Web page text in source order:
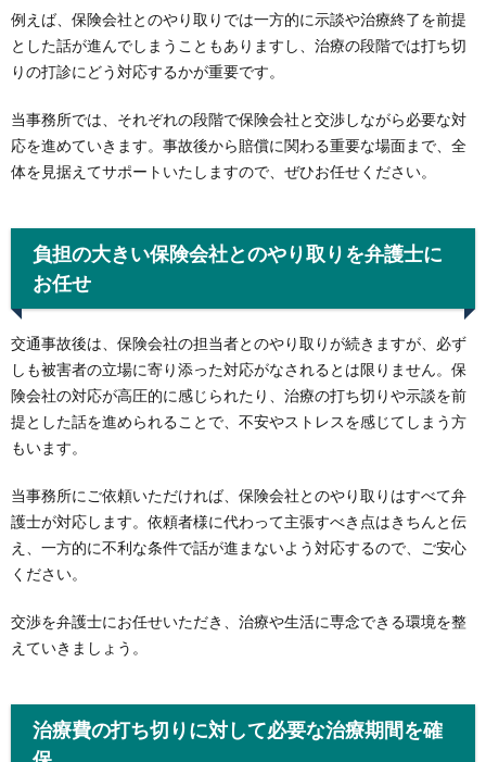
例えば、保険会社とのやり取りでは一方的に示談や治療終了を前提
とした話が進んでしまうこともありますし、治療の段階では打ち切
りの打診にどう対応するかが重要です。
当事務所では、それぞれの段階で保険会社と交渉しながら必要な対
応を進めていきます。事故後から賠償に関わる重要な場面まで、全
体を見据えてサポートいたしますので、ぜひお任せください。
負担の大きい保険会社とのやり取りを弁護士に
お任せ
交通事故後は、保険会社の担当者とのやり取りが続きますが、必ず
しも被害者の立場に寄り添った対応がなされるとは限りません。保
険会社の対応が高圧的に感じられたり、治療の打ち切りや示談を前
提とした話を進められることで、不安やストレスを感じてしまう方
もいます。
当事務所にご依頼いただければ、保険会社とのやり取りはすべて弁
護士が対応します。依頼者様に代わって主張すべき点はきちんと伝
え、一方的に不利な条件で話が進まないよう対応するので、ご安心
ください。
交渉を弁護士にお任せいただき、治療や生活に専念できる環境を整
えていきましょう。
治療費の打ち切りに対して必要な治療期間を確